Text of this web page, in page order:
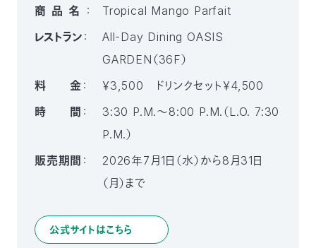
商品名 ：
Tropical Mango Parfait
レストラン ：
All-Day Dining OASIS
GARDEN（36F）
料 金 ：
￥3,500 ドリンクセット￥4,500
時 間 ：
3:30 P.M.～8:00 P.M.（L.O. 7:30
P.M.）
販売期間 ：
2026年7月1日（水）から8月31日
（月）まで
公式サイトはこちら